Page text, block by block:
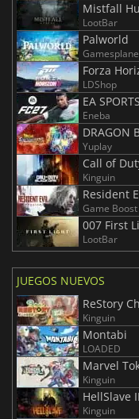
Mistfall
LootBar
Palworld
Forza
LDShop
EA
Eneba
Yuplay
Call of
Kinguin
Resident
Game Boost
007 First
LootBar
JUEGOS NUEVOS
ReStory
Kinguin
Montabi
LOADED
Marvel
Kinguin
HellSlave
Kinguin